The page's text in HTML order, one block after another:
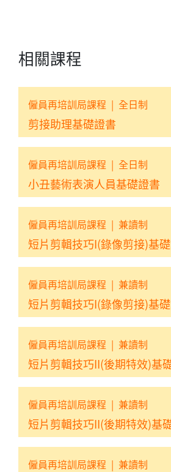
相關課程
僱員再培訓局課程 | 全日制
剪接助理基礎證書
僱員再培訓局課程 | 全日制
小丑藝術表演人員基礎證書
僱員再培訓局課程 | 兼讀制
短片剪輯技巧I(錄像剪接)基
僱員再培訓局課程 | 兼讀制
短片剪輯技巧I(錄像剪接)基
僱員再培訓局課程 | 兼讀制
短片剪輯技巧II(後期特效)基
僱員再培訓局課程 | 兼讀制
短片剪輯技巧II(後期特效)基
僱員再培訓局課程 | 兼讀制